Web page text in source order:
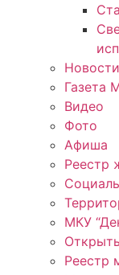
Новости
Газета
Видео
Фото
Афиша
Реестр
МКУ
Реестр